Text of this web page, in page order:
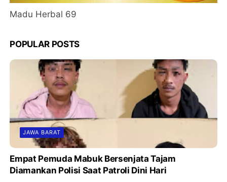
Madu Herbal 69
POPULAR POSTS
JAWA BARAT
Empat Pemuda Mabuk Bersenjata Tajam
Diamankan Polisi Saat Patroli Dini Hari